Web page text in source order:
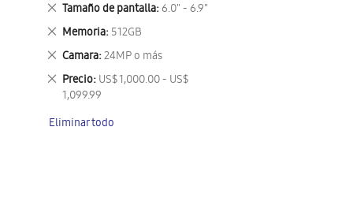
artículo
Tamaño de pantalla 6.0" - 6.9"
Eliminar
este
artículo
Memoria 512GB
Eliminar
este
artículo
Camara 24MP o más
Eliminar
este
artículo
Precio US$ 1,000.00 - US$
1,099.99
Eliminar
este
Eliminar todo